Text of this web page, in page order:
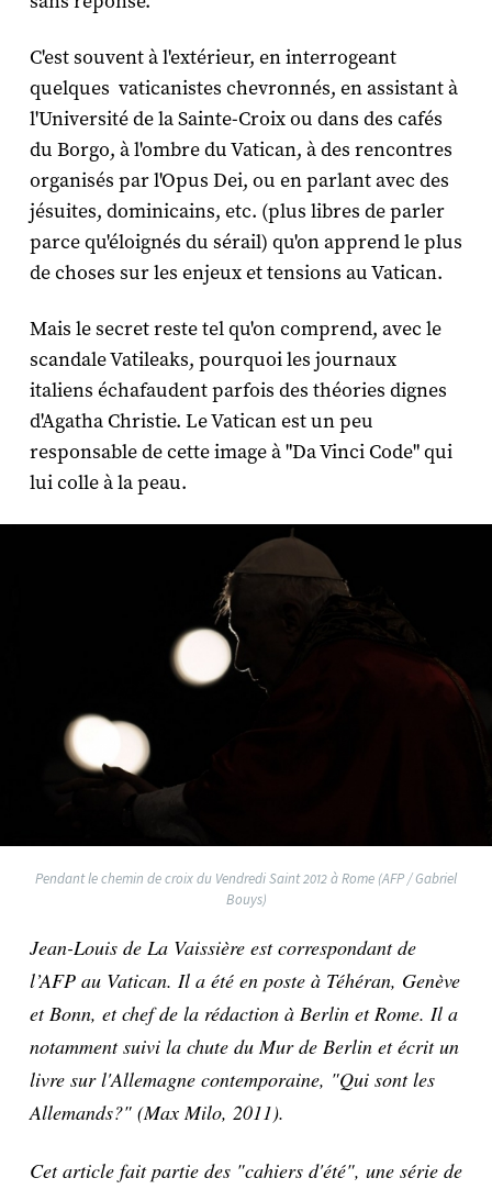
C'est souvent à l'extérieur, en interrogeant
quelques vaticanistes chevronnés, en assistant à
l'Université de la Sainte-Croix ou dans des cafés
du Borgo, à l'ombre du Vatican, à des rencontres
organisés par l'Opus Dei, ou en parlant avec des
jésuites, dominicains, etc. (plus libres de parler
parce qu'éloignés du sérail) qu'on apprend le plus
de choses sur les enjeux et tensions au Vatican.
Mais le secret reste tel qu'on comprend, avec le
scandale Vatileaks, pourquoi les journaux
italiens échafaudent parfois des théories dignes
d'Agatha Christie. Le Vatican est un peu
responsable de cette image à "Da Vinci Code" qui
lui colle à la peau.
Pendant le chemin de croix du Vendredi Saint 2012 à Rome (AFP / Gabriel
Bouys)
Jean-Louis de La Vaissière est correspondant de
l’AFP au Vatican. Il a été en poste à Téhéran, Genève
et Bonn, et chef de la rédaction à Berlin et Rome. Il a
notamment suivi la chute du Mur de Berlin et écrit un
livre sur l'Allemagne contemporaine, "Qui sont les
Allemands?" (Max Milo, 2011).
Cet article fait partie des "cahiers d'été", une série de